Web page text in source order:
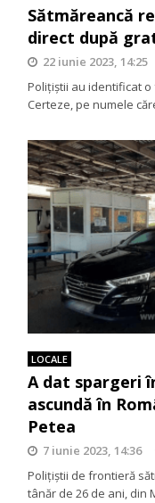
Sătmăreancă
direct după
22 iunie 2023, 14:25
Polițiștii au identificat
Certeze, pe numele
LOCALE
A dat spargeri
ascundă în
Petea
7 iunie 2023, 14:36
Poliţiştii de frontieră
tânăr de 26 de ani, din